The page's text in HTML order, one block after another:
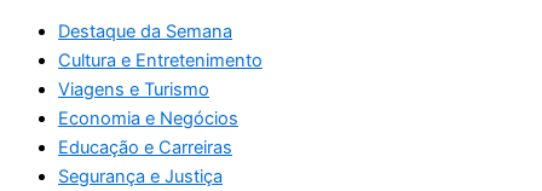
Destaque da Semana
Cultura e Entretenimento
Viagens e Turismo
Economia e Negócios
Educação e Carreiras
Segurança e Justiça